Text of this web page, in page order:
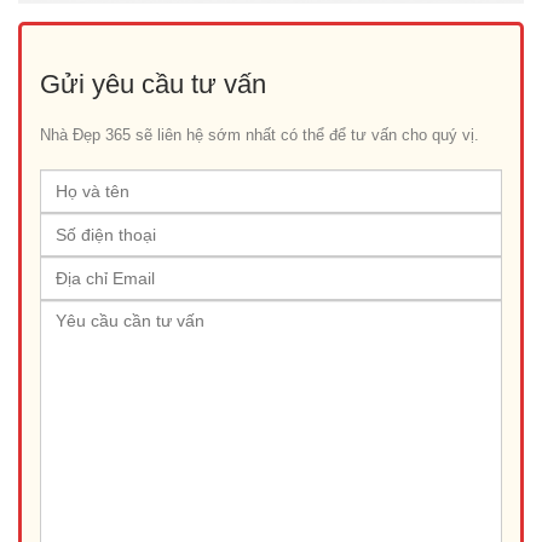
Gửi yêu cầu tư vấn
Nhà Đẹp 365 sẽ liên hệ sớm nhất có thể để tư vấn cho quý vị.